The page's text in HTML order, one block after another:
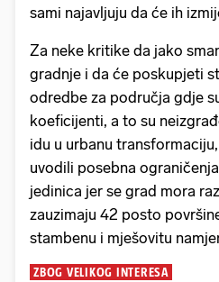
sami najavljuju da će ih
Za neke kritike da jako
gradnje i da će poskupjeti
odredbe za područja gdje
koeficijenti, a to su
idu u urbanu
uvodili posebna
jedinica jer se grad mora
zauzimaju 42 posto
stambenu i mješovitu
ZBOG VELIKOG INTERESA